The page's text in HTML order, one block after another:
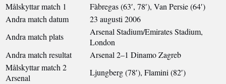
Målskyttar match 1
Fàbregas (63′, 78′), Van Persie (64′)
Andra match datum
23 augusti 2006
Andra match plats
Arsenal Stadium/Emirates Stadium,
London
Andra match resultat
Arsenal 2–1 Dinamo Zagreb
Målskyttar match 2
Arsenal
Ljungberg (78′), Flamini (82′)